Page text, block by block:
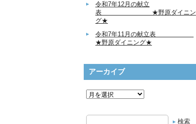
令和7年12月の献立
表 ★野原ダイニン
グ★
令和7年11月の献立表
★野原ダイニング★
アーカイブ